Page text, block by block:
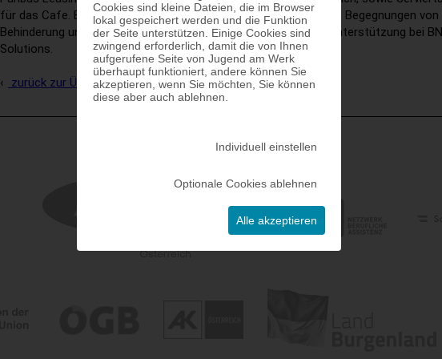
Cookies sind kleine Dateien, die im Browser
lokal gespeichert werden und die Funktion
der Seite unterstützen. Einige Cookies sind
zwingend erforderlich, damit die von Ihnen
aufgerufene Seite von Jugend am Werk
überhaupt funktioniert, andere können Sie
akzeptieren, wenn Sie möchten, Sie können
diese aber auch ablehnen.
Individuell einstellen
Optionale Cookies ablehnen
Alle akzeptieren
für das Cafe. Es war ein gelungener Tag mit vielen interessanten Begegnungen
Behinderung und wir bedanken uns herzlich für die großzügige Unterstützung bei
Solutions.
zurück zur Übersicht